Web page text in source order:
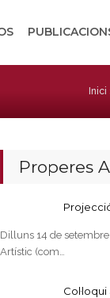
Inici
Properes
Dilluns 14 de
Artístic (com…